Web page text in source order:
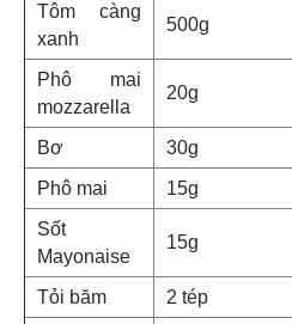
Tôm càng
xanh
500g
Phô mai
mozzarella
20g
Bơ 30g
Phô mai
15g
Sốt
Mayonaise
15g
Tỏi băm 2 tép